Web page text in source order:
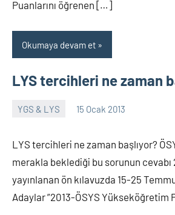
Puanlarını öğrenen […]
Okumaya devam et
LYS tercihleri ne zaman
YGS & LYS 15 Ocak 2013
LYS tercihleri ne zaman başlıyor?
merakla beklediği bu sorunun cevabı
yayınlanan ön kılavuzda 15-25
Adaylar ”2013-ÖSYS Yükseköğretim